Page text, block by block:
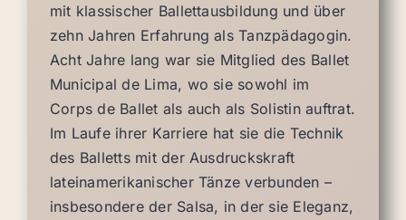
mit klassischer Ballettausbildung und über
zehn Jahren Erfahrung als Tanzpädagogin.
Acht Jahre lang war sie Mitglied des Ballet
Municipal de Lima, wo sie sowohl im
Corps de Ballet als auch als Solistin auftrat.
Im Laufe ihrer Karriere hat sie die Technik
des Balletts mit der Ausdruckskraft
lateinamerikanischer Tänze verbunden –
insbesondere der Salsa, in der sie Eleganz,